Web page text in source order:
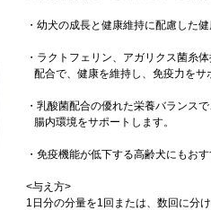
・幼犬の成長と健康維持に配慮した健
・ラクトフェリン、アガリクス菌糸
配合で、健康を維持し、免疫力をサ
・乳酸菌配合の優れた栄養バランスで
腸内環境をサポートします。
・免疫機能が低下する高齢犬にもおす
<与え方>
1日分の分量を1回または、数回に分